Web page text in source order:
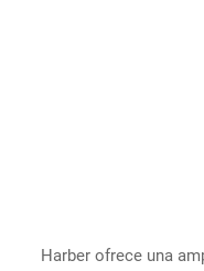
Harber ofrece una